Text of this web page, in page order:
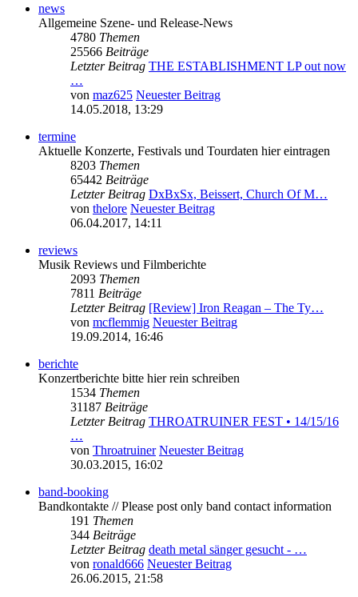
news
Allgemeine Szene- und Release-News
4780 Themen
25566 Beiträge
Letzter Beitrag THE ESTABLISHMENT LP out now
…
von maz625 Neuester Beitrag
14.05.2018, 13:29
termine
Aktuelle Konzerte, Festivals und Tourdaten hier eintragen
8203 Themen
65442 Beiträge
Letzter Beitrag DxBxSx, Beissert, Church Of M…
von thelore Neuester Beitrag
06.04.2017, 14:11
reviews
Musik Reviews und Filmberichte
2093 Themen
7811 Beiträge
Letzter Beitrag [Review] Iron Reagan – The Ty…
von mcflemmig Neuester Beitrag
19.09.2014, 16:46
berichte
Konzertberichte bitte hier rein schreiben
1534 Themen
31187 Beiträge
Letzter Beitrag THROATRUINER FEST • 14/15/16
…
von Throatruiner Neuester Beitrag
30.03.2015, 16:02
band-booking
Bandkontakte // Please post only band contact information
191 Themen
344 Beiträge
Letzter Beitrag death metal sänger gesucht - …
von ronald666 Neuester Beitrag
26.06.2015, 21:58